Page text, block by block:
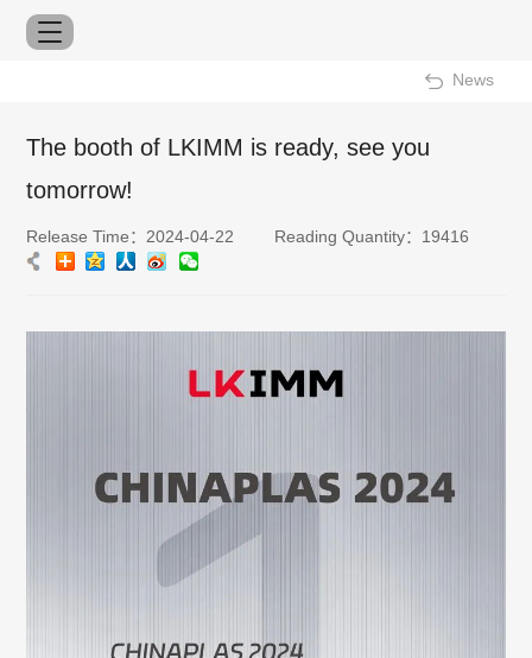
News
The booth of LKIMM is ready, see you
tomorrow!
Release Time：2024-04-22 Reading Quantity：19416